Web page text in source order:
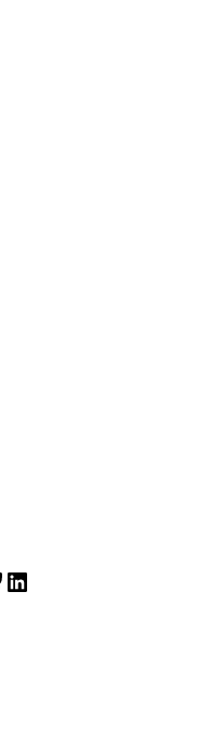
LinkedIn